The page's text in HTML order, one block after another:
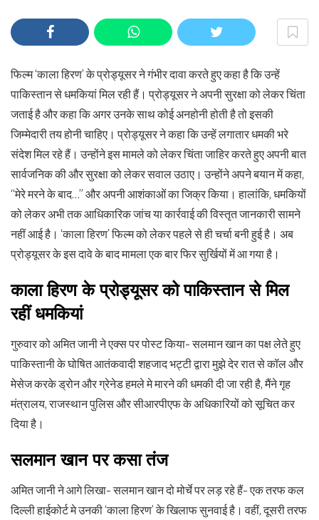
फिल्म ‘काला हिरण’ के प्रोड्यूसर ने गंभीर दावा करते हुए कहा है कि उन्हें
पाकिस्तान से धमकियां मिल रही हैं। प्रोड्यूसर ने अपनी सुरक्षा को लेकर चिंता
जताई है और कहा कि अगर उनके साथ कोई अनहोनी होती है तो इसकी
जिम्मेदारी तय होनी चाहिए। प्रोड्यूसर ने कहा कि उन्हें लगातार धमकी भरे
संदेश मिल रहे हैं। उन्होंने इस मामले को लेकर चिंता जाहिर करते हुए अपनी बात
सार्वजनिक की और सुरक्षा को लेकर सवाल उठाए। उन्होंने अपने बयान में कहा,
“मेरे मरने के बाद…” और अपनी आशंकाओं का जिक्र किया। हालांकि, धमकियों
को लेकर अभी तक आधिकारिक जांच या कार्रवाई की विस्तृत जानकारी सामने
नहीं आई है। ‘काला हिरण’ फिल्म को लेकर पहले से ही चर्चा बनी हुई है। अब
प्रोड्यूसर के इस दावे के बाद मामला एक बार फिर सुर्खियों में आ गया है।
काला हिरण के प्रोड्यूसर को पाकिस्तान से मिल
रहीं धमकियां
गुरुवार को अमित जानी ने एक्स पर पोस्ट किया- सलमान खान का पक्ष लेते हुए
पाकिस्तानी के घोषित आतंकवादी शहजाद भट्टी द्वारा मुझे देर रात से कॉल और
मेसेज करके ड्रोन और ग्रेनेड हमले मे मारने की धमकी दी जा रही है, मैंने गृह
मंत्रालय, राजस्थान पुलिस और सीआरपीएफ के अधिकारियों को सूचित कर
दिया है।
सलमान खान पर कसा तंज
अमित जानी ने आगे लिखा- सलमान खान दो मोर्चे पर लड़ रहे हैं- एक तरफ कल
दिल्ली हाईकोर्ट मे उनकी ‘काला हिरण’ के खिलाफ सुनवाई है। वहीं, दूसरी तरफ